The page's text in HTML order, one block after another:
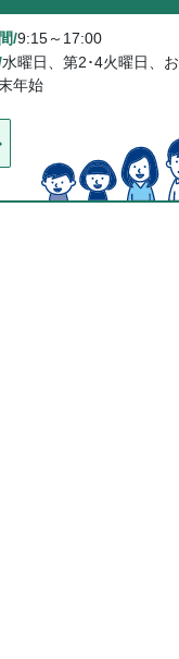
/9:15～17:00
水曜日、第2･4火曜日、お
年始